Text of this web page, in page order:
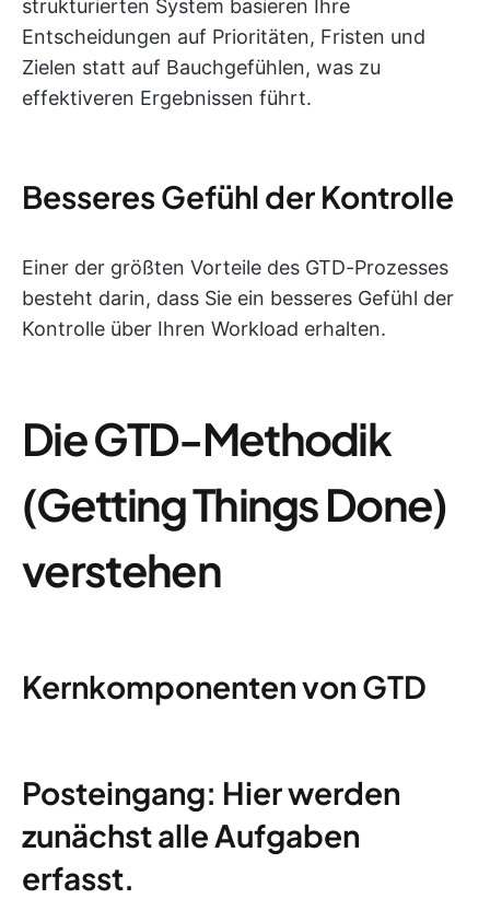
strukturierten System basieren Ihre
Entscheidungen auf Prioritäten, Fristen und
Zielen statt auf Bauchgefühlen, was zu
effektiveren Ergebnissen führt.
Besseres Gefühl der Kontrolle
Einer der größten Vorteile des GTD-Prozesses
besteht darin, dass Sie ein besseres Gefühl der
Kontrolle über Ihren Workload erhalten.
Die GTD-Methodik
(Getting Things Done)
verstehen
Kernkomponenten von GTD
Posteingang: Hier werden
zunächst alle Aufgaben
erfasst.